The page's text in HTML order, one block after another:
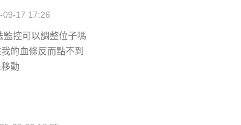
09-17 17:26
控可以調整位子嗎
的血條反而點不到
動